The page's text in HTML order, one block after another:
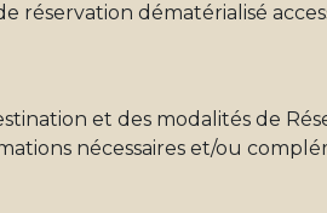
réservation dématérialisé
et des modalités de
nécessaires et/ou